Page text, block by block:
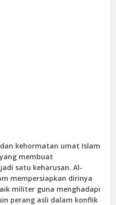
kehormatan umat Islam
membuat
satu keharusan. Al-
mempersiapkan dirinya
militer guna menghadapi
perang asli dalam konflik